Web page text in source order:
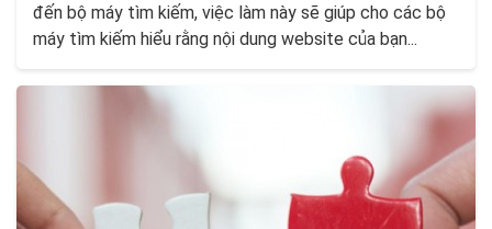
đến bộ máy tìm kiếm, việc làm này sẽ giúp cho các bộ
máy tìm kiếm hiểu rằng nội dung website của bạn...